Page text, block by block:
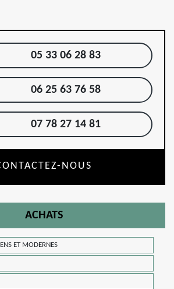
05 33 06 28 83
06 25 63 76 58
07 78 27 14 81
NOUS
ACHATS
ET MODERNES